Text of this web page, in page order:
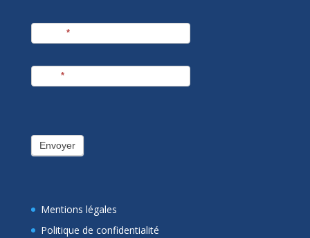
*
*
Envoyer
Mentions légales
Politique de confidentialité